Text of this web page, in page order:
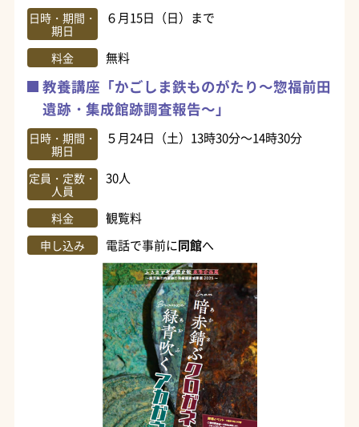
日時・期間・
期日
６月15日（日）まで
料金 無料
教養講座「かごしま鉄ものがたり～惣福前田
遺跡・集成館跡調査報告～」
日時・期間・
期日
５月24日（土）13時30分～14時30分
定員・定数・
人員
30人
料金 観覧料
申し込み 電話で事前に同館へ